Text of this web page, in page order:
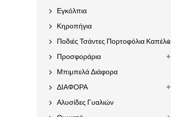
Εγκόλπια
Κηροπήγια
Ποδιές Τσάντες Πορτοφόλια Καπέλα
Προσφοράρια
Μπιμπελά Διάφορα
ΔΙΑΦΟΡΑ
Αλυσίδες Γυαλιών